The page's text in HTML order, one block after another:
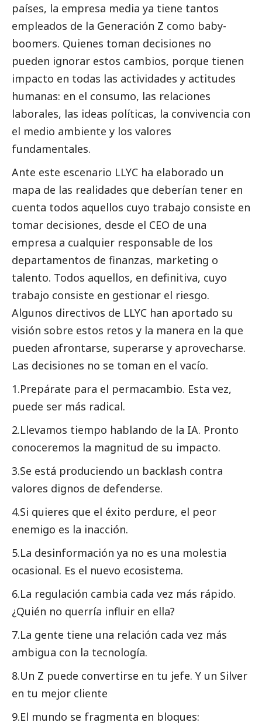
países, la empresa media ya tiene tantos
empleados de la Generación Z como baby-
boomers. Quienes toman decisiones no
pueden ignorar estos cambios, porque tienen
impacto en todas las actividades y actitudes
humanas: en el consumo, las relaciones
laborales, las ideas políticas, la convivencia con
el medio ambiente y los valores
fundamentales.
Ante este escenario LLYC ha elaborado un
mapa de las realidades que deberían tener en
cuenta todos aquellos cuyo trabajo consiste en
tomar decisiones, desde el CEO de una
empresa a cualquier responsable de los
departamentos de finanzas, marketing o
talento. Todos aquellos, en definitiva, cuyo
trabajo consiste en gestionar el riesgo.
Algunos directivos de LLYC han aportado su
visión sobre estos retos y la manera en la que
pueden afrontarse, superarse y aprovecharse.
Las decisiones no se toman en el vacío.
1.Prepárate para el permacambio. Esta vez,
puede ser más radical.
2.Llevamos tiempo hablando de la IA. Pronto
conoceremos la magnitud de su impacto.
3.Se está produciendo un backlash contra
valores dignos de defenderse.
4.Si quieres que el éxito perdure, el peor
enemigo es la inacción.
5.La desinformación ya no es una molestia
ocasional. Es el nuevo ecosistema.
6.La regulación cambia cada vez más rápido.
¿Quién no querría influir en ella?
7.La gente tiene una relación cada vez más
ambigua con la tecnología.
8.Un Z puede convertirse en tu jefe. Y un Silver
en tu mejor cliente
9.El mundo se fragmenta en bloques: